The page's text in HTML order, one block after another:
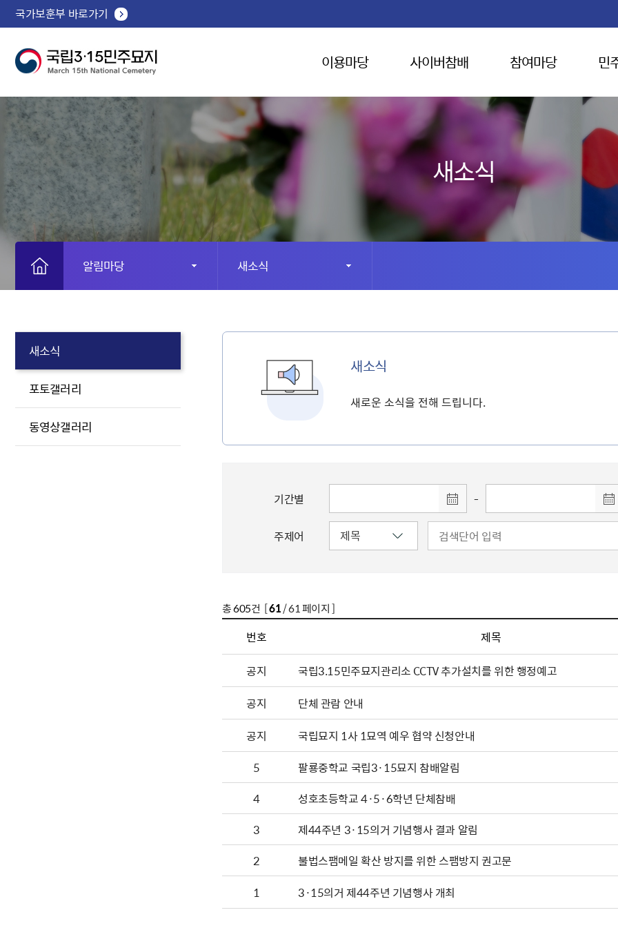
국가보훈부 바로가기
이용마당 사이버참배 참여마당 민
새소식
알림마당 새소식
새소식
포토갤러리
동영상갤러리
새소식
새로운 소식을 전해 드립니다.
기간별 -
주제어
총605건 [61/ 61 페이지 ]
번호 제목
공지
국립3.15민주묘지관리소 CCTV 추가설치를 위한 행정예고
공지
단체 관람 안내
공지
국립묘지 1사 1묘역 예우 협약 신청안내
5
팔룡중학교 국립3·15묘지 참배알림
4
성호초등학교 4·5·6학년 단체참배
3
제44주년 3·15의거 기념행사 결과 알림
2
불법스팸메일 확산 방지를 위한 스팸방지 권고문
1
3·15의거 제44주년 기념행사 개최